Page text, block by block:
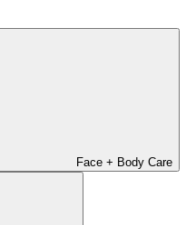
Face + Body Care